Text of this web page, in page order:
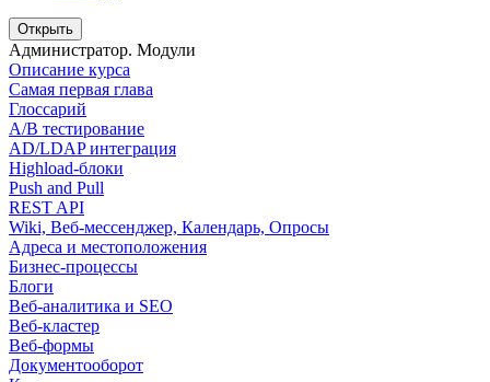
Открыть
Администратор. Модули
Описание курса
Самая первая глава
Глоссарий
A/B тестирование
AD/LDAP интеграция
Highload-блоки
Push and Pull
REST API
Wiki, Веб-мессенджер, Календарь, Опросы
Адреса и местоположения
Бизнес-процессы
Блоги
Веб-аналитика и SEO
Веб-кластер
Веб-формы
Документооборот